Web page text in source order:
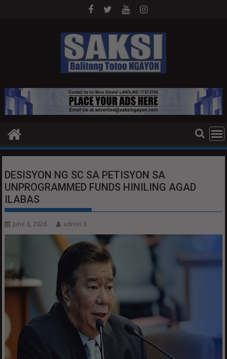
DESISYON NG SC SA PETISYON SA
UNPROGRAMMED FUNDS HINILING AGAD
ILABAS
June 3, 2026 admin 3